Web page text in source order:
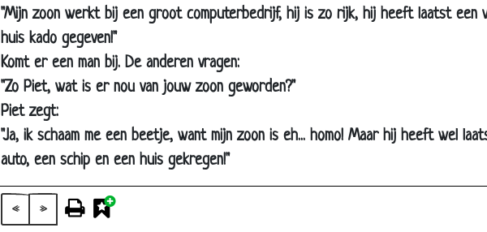
"Mijn zoon werkt bij een groot computerbedrijf, hij is zo rijk, hij heeft laatst een
huis kado gegeven!"
Komt er een man bij. De anderen vragen:
"Zo Piet, wat is er nou van jouw zoon geworden?"
Piet zegt:
"Ja, ik schaam me een beetje, want mijn zoon is eh... homo! Maar hij heeft wel
auto, een schip en een huis gekregen!"
« »
24 Mar 2002
Mannen
22 Mar 2002
Cindy, Pamela en Naomi
20 Mar 2002
De brandweerman
19 Mar 2002
Leugenaar, of toch niet?
19 Mar 2002
Mooie liefde
16 Feb 2002
Van arm naar rijk